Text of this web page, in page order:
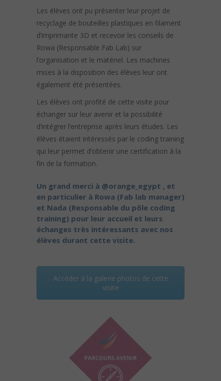
Les élèves ont pu présenter leur projet de
recyclage de bouteilles plastiques en filament
d’imprimante 3D et recevoir les conseils de
Rowa (Responsable Fab Lab) sur
l’organisation et le matériel. Les machines
mises à la disposition des élèves leur ont
également été présentées.
Les élèves ont profité de cette visite pour
échanger sur leur avenir et la possibilité
d’intégrer l’entreprise après leurs études. Les
élèves étaient intéressés par le coding training
qui leur permet d’obtenir une certification à la
fin de la formation.
Un grand merci à @orange_egypt , et
en particulier à Rowa (Fab lab manager)
et Nada (Responsable du pôle coding
training) pour leur accueil et leurs
échanges très intéressants avec nos
élèves durant cette visite.
Accéder à la galerie photos de cette
visite